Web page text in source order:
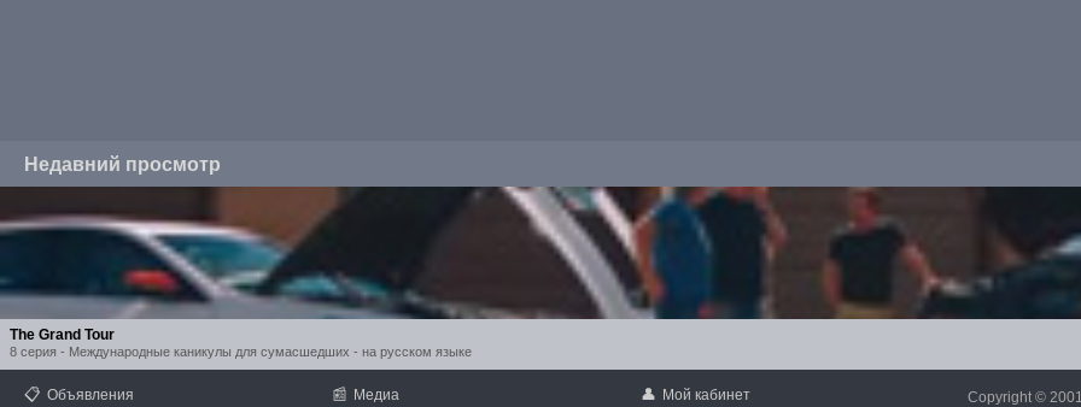
Недавний просмотр
The Grand Tour
8 серия - Международные каникулы для сумасшедших - на русском языке
📋 Объявления 📰 Медиа 👤 Мой кабинет Copyright ©